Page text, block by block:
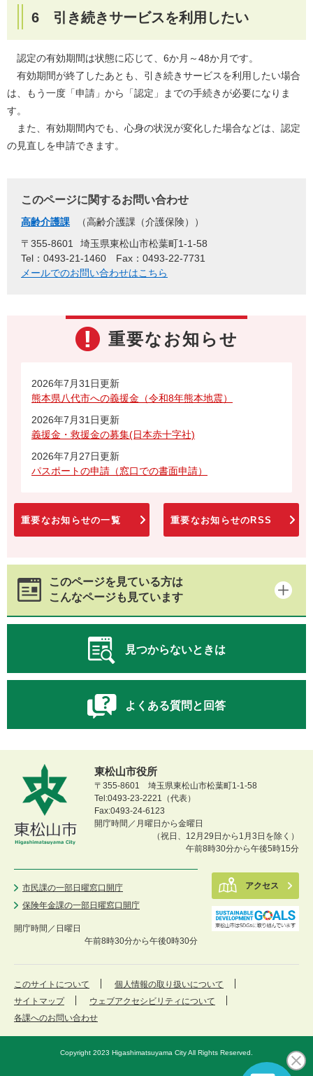
6 引き続きサービスを利用したい
認定の有効期間は状態に応じて、6か月～48か月です。
有効期間が終了したあとも、引き続きサービスを利用したい場合
は、もう一度「申請」から「認定」までの手続きが必要になりま
す。
また、有効期間内でも、心身の状況が変化した場合などは、認定
の見直しを申請できます。
このページに関するお問い合わせ
高齢介護課
高齢介護課（介護保険）
〒355-8601
埼玉県東松山市松葉町1-1-58
Tel：0493-21-1460
Fax：0493-22-7731
メールでのお問い合わせはこちら
重要なお知らせ
2026年7月31日更新
熊本県八代市への義援金（令和8年熊本地震）
2026年7月31日更新
義援金・救援金の募集(日本赤十字社)
2026年7月27日更新
パスポートの申請（窓口での書面申請）
重要なお知らせの一覧 重要なお知らせのRSS
このページを見ている方は
こんなページも見ています
見つからないときは
よくある質問と回答
東松山市役所
〒355-8601 埼玉県東松山市松葉町1-1-58
Tel:0493-23-2221（代表）
Fax:0493-24-6123
開庁時間／月曜日から金曜日
（祝日、12月29日から1月3日を除く）
午前8時30分から午後5時15分
市民課の一部日曜窓口開庁
保険年金課の一部日曜窓口開庁
開庁時間／ 日曜日
午前8時30分から午後0時30分
アクセス
このサイトについて
個人情報の取り扱いについて
サイトマップ
ウェブアクセシビリティについて
各課へのお問い合わせ
Copyright 2023 Higashimatsuyama City All Rights Reserved.